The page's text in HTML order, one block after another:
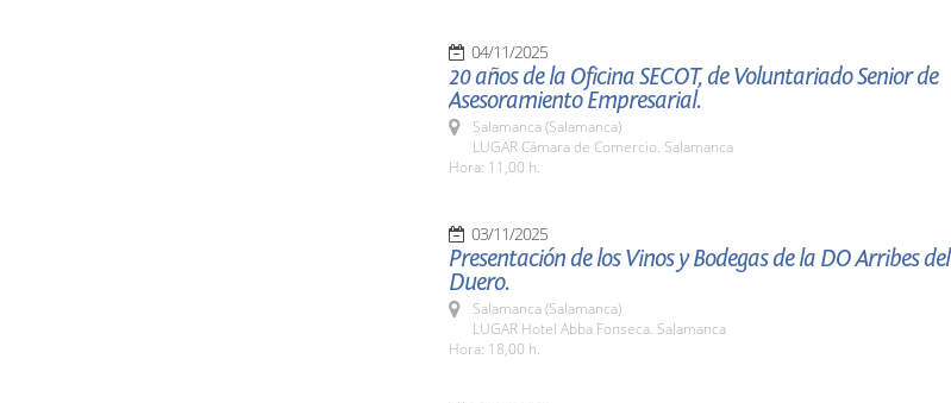
04/11/2025
20 años de la Oficina SECOT, de Voluntariado Senior de
Asesoramiento Empresarial.
Salamanca (Salamanca)
LUGAR Cámara de Comercio. Salamanca
Hora: 11,00 h.
03/11/2025
Presentación de los Vinos y Bodegas de la DO Arribes del
Duero.
Salamanca (Salamanca)
LUGAR Hotel Abba Fonseca. Salamanca
Hora: 18,00 h.